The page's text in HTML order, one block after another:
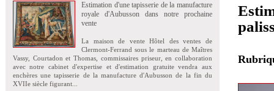
Estimation d'une tapisserie de la manufacture
royale d'Aubusson dans notre prochaine
vente
La maison de vente Hôtel des ventes de
Clermont-Ferrand sous le marteau de Maîtres
Vassy, Courtadon et Thomas, commissaires priseur, en collaboration
avec notre cabinet d'expertise et d'estimation gratuite vendra aux
enchères une tapisserie de la manufacture d'Aubusson de la fin du
XVIIe siècle figurant...